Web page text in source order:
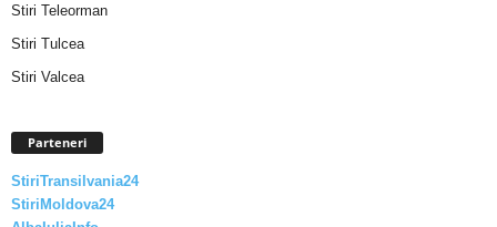
Stiri Teleorman
Stiri Tulcea
Stiri Valcea
Parteneri
StiriTransilvania24
StiriMoldova24